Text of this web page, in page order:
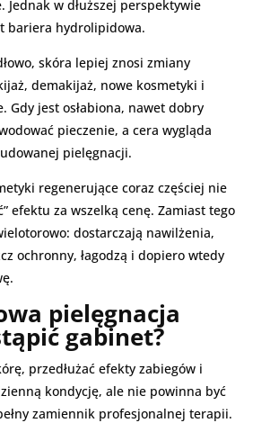
Jednak w dłuższej perspektywie
bariera hydrolipidowa.
skóra lepiej znosi zmiany
demakijaż, nowe kosmetyki i
Gdy jest osłabiona, nawet dobry
pieczenie, a cera wygląda
pielęgnacji.
regenerujące coraz częściej nie
efektu za wszelką cenę. Zamiast tego
dostarczają nawilżenia,
ochronny, łagodzą i dopiero wtedy
pielęgnacja
gabinet?
przedłużać efekty zabiegów i
kondycję, ale nie powinna być
zamiennik profesjonalnej terapii.